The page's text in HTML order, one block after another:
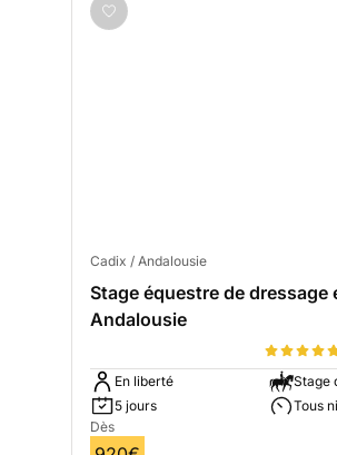
Cadix / Andalousie
Stage équestre de dressage
Andalousie
En liberté
5 jours
Stage
Tous
Dès